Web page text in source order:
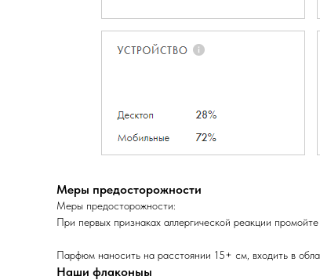
Меры предосторожности
Меры предосторожности:
При первых признаках аллергической реакции
Парфюм наносить на расстоянии 15+ см, входить в
Наши флаконыы